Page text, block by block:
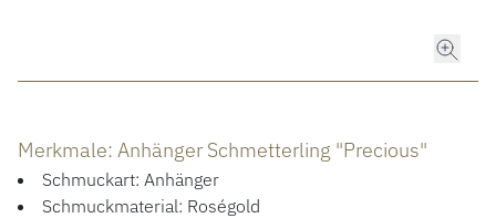
ÜBER UNS
Merkmale: Anhänger Schmetterling "Precious"
Schmuckart: Anhänger
Schmuckmaterial: Roségold